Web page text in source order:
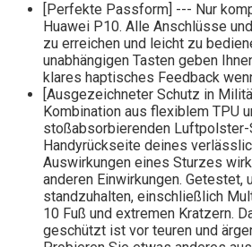
[Perfekte Passform] --- Nur
Huawei P10. Alle Anschlüsse
zu erreichen und leicht zu
unabhängigen Tasten geben
klares haptisches Feedback
[Ausgezeichneter Schutz in
Kombination aus flexiblem TPU
stoßabsorbierenden
Handyrückseite deines
Auswirkungen eines Sturzes
anderen Einwirkungen. Getestet,
standzuhalten, einschließlich
10 Fuß und extremen Kratzern.
geschützt ist vor teuren und